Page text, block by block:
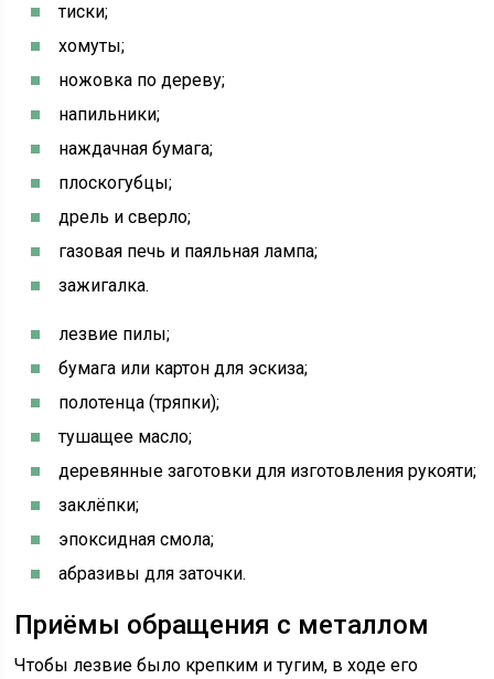
тиски;
хомуты;
ножовка по дереву;
напильники;
наждачная бумага;
плоскогубцы;
дрель и сверло;
газовая печь и паяльная лампа;
зажигалка.
лезвие пилы;
бумага или картон для эскиза;
полотенца (тряпки);
тушащее масло;
деревянные заготовки для изготовления рукояти;
заклёпки;
эпоксидная смола;
абразивы для заточки.
Приёмы обращения с металлом
Чтобы лезвие было крепким и тугим, в ходе его